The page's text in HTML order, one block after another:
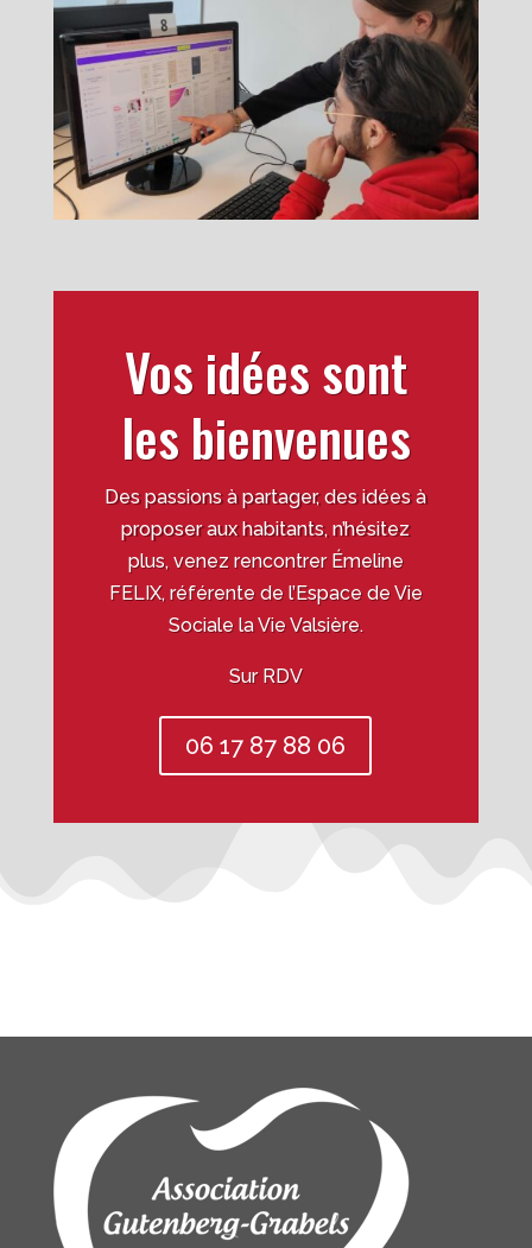
Vos idées sont
les bienvenues
Des passions à partager, des idées à
proposer aux habitants, n’hésitez
plus, venez rencontrer Émeline
FELIX, référente de l’Espace de Vie
Sociale la Vie Valsière.
Sur RDV
06 17 87 88 06